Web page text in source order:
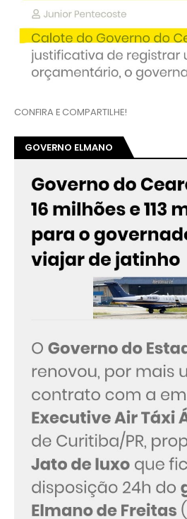
CONFIRA E COMPARTILHE!
GOVERNO ELMANO